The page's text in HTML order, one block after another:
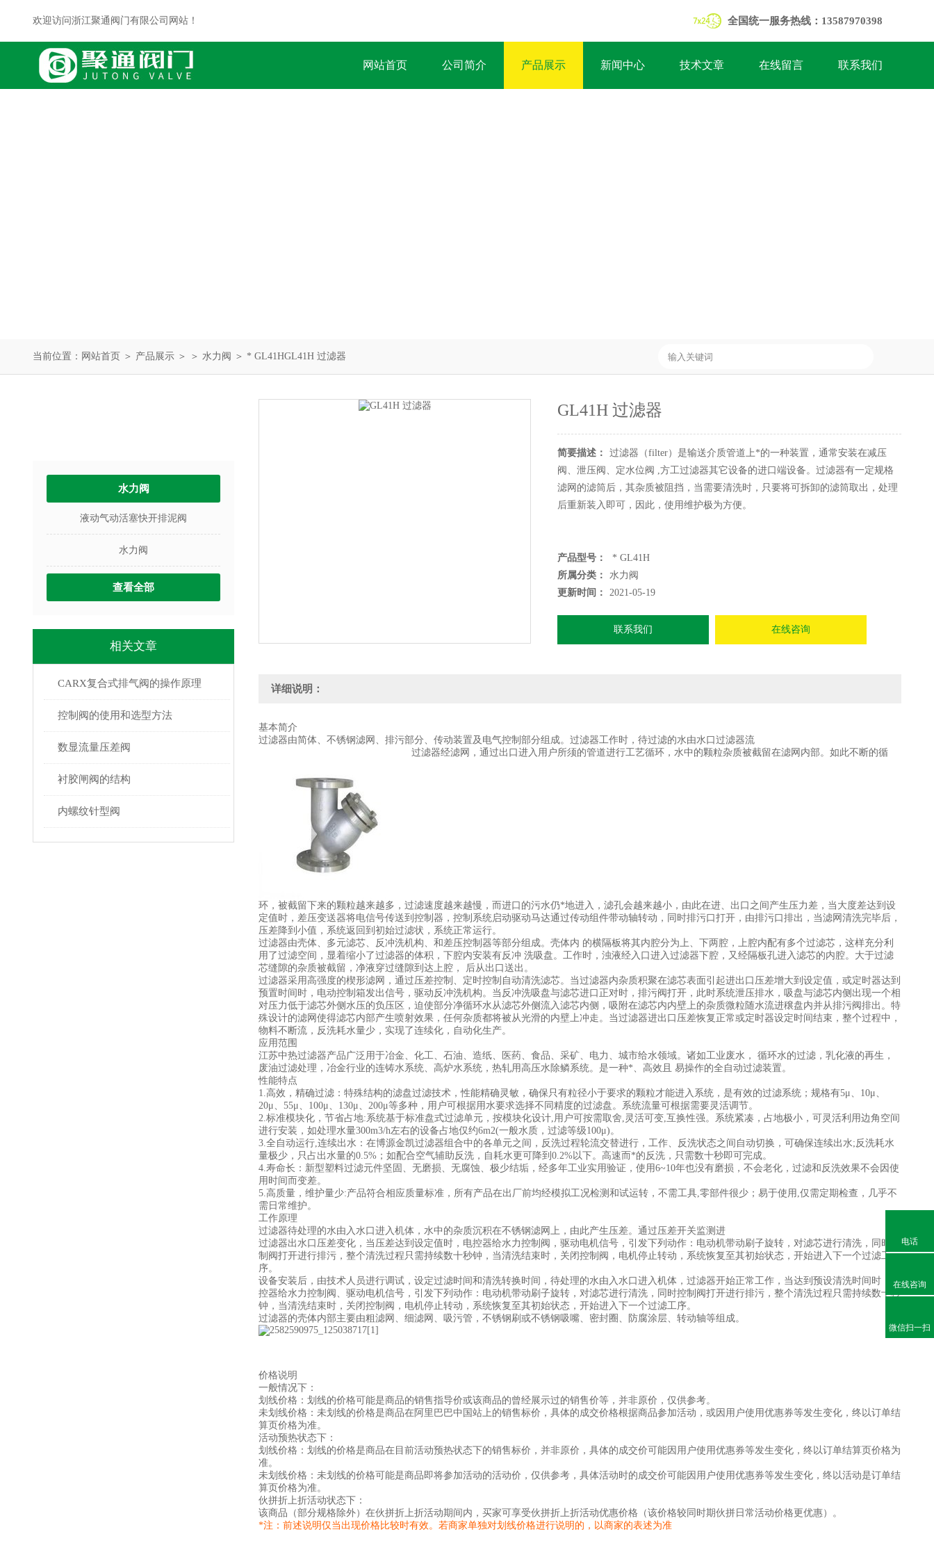
欢迎访问浙江聚通阀门有限公司网站！ 全国统一服务热线：13587970398
网站首页 公司简介 产品展示 新闻中心 技术文章 在线留言 联系我们
当前位置： 网站首页 ＞ 产品展示 ＞ ＞ 水力阀 ＞ * GL41HGL41H 过滤器
水力阀
液动气动活塞快开排泥阀
水力阀
查看全部
相关文章
CARX复合式排气阀的操作原理
控制阀的使用和选型方法
数显流量压差阀
衬胶闸阀的结构
内螺纹针型阀
GL41H 过滤器
简要描述：
过滤器（filter）是输送介质管道上*的一种装置，通常安装在减压
阀、泄压阀、定水位阀 ,方工过滤器其它设备的进口端设备。过滤器有一定规格
滤网的滤筒后，其杂质被阻挡，当需要清洗时，只要将可拆卸的滤筒取出，处理
后重新装入即可，因此，使用维护极为方便。
产品型号：
* GL41H
所属分类：
水力阀
更新时间：
2021-05-19
联系我们 在线咨询
详细说明：
基本简介
过滤器由简体、不锈钢滤网、排污部分、传动装置及电气控制部分组成。过滤器工作时，待过滤的水由水口过滤器流
过滤器经滤网，通过出口进入用户所须的管道进行工艺循环，水中的颗粒杂质被截留在滤网内部。如此不断的循
环，被截留下来的颗粒越来越多，过滤速度越来越慢，而进口的污水仍*地进入，滤孔会越来越小，由此在进、出口之间产生压力差，当大度差达到设
定值时，差压变送器将电信号传送到控制器，控制系统启动驱动马达通过传动组件带动轴转动，同时排污口打开，由排污口排出，当滤网清洗完毕后，
压差降到小值，系统返回到初始过滤状，系统正常运行。
过滤器由壳体、多元滤芯、反冲洗机构、和差压控制器等部分组成。壳体内 的横隔板将其内腔分为上、下两腔，上腔内配有多个过滤芯，这样充分利
用了过滤空间，显着缩小了过滤器的体积，下腔内安装有反冲 洗吸盘。工作时，浊液经入口进入过滤器下腔，又经隔板孔进入滤芯的内腔。大于过滤
芯缝隙的杂质被截留，净液穿过缝隙到达上腔， 后从出口送出。
过滤器采用高强度的楔形滤网，通过压差控制、定时控制自动清洗滤芯。当过滤器内杂质积聚在滤芯表面引起进出口压差增大到设定值，或定时器达到
预置时间时，电动控制箱发出信号，驱动反冲洗机构。当反冲洗吸盘与滤芯进口正对时，排污阀打开，此时系统泄压排水，吸盘与滤芯内侧出现一个相
对压力低于滤芯外侧水压的负压区，迫使部分净循环水从滤芯外侧流入滤芯内侧，吸附在滤芯内内壁上的杂质微粒随水流进穣盘内并从排污阀排出。特
殊设计的滤网使得滤芯内部产生喷射效果，任何杂质都将被从光滑的内壁上冲走。当过滤器进出口压差恢复正常或定时器设定时间结束，整个过程中，
物料不断流，反洗耗水量少，实现了连续化，自动化生产。
应用范围
江苏中热过滤器产品广泛用于冶金、化工、石油、造纸、医药、食品、采矿、电力、城市给水领域。诸如工业废水， 循环水的过滤，乳化液的再生，
废油过滤处理，冶金行业的连铸水系统、高炉水系统，热轧用高压水除鳞系统。是一种*、高效且 易操作的全自动过滤装置。
性能特点
1.高效，精确过滤：特殊结构的滤盘过滤技术，性能精确灵敏，确保只有粒径小于要求的颗粒才能进入系统，是有效的过滤系统；规格有5μ、10μ、
20μ、55μ、100μ、130μ、200μ等多种，用户可根据用水要求选择不同精度的过滤盘。系统流量可根据需要灵活调节。
2.标准模块化，节省占地:系统基于标准盘式过滤单元，按模块化设计,用户可按需取舍,灵活可变,互换性强。系统紧凑，占地极小，可灵活利用边角空间
进行安装，如处理水量300m3/h左右的设备占地仅约6m2(一般水质，过滤等级100μ)。
3.全自动运行,连续出水：在博源金凯过滤器组合中的各单元之间，反洗过程轮流交替进行，工作、反洗状态之间自动切换，可确保连续出水;反洗耗水
量极少，只占出水量的0.5%；如配合空气辅助反洗，自耗水更可降到0.2%以下。高速而*的反洗，只需数十秒即可完成。
4.寿命长：新型塑料过滤元件坚固、无磨损、无腐蚀、极少结垢，经多年工业实用验证，使用6~10年也没有磨损，不会老化，过滤和反洗效果不会因使
用时间而变差。
5.高质量，维护量少:产品符合相应质量标准，所有产品在出厂前均经模拟工况检测和试运转，不需工具,零部件很少；易于使用,仅需定期检查，几乎不
需日常维护。
工作原理
过滤器待处理的水由入水口进入机体，水中的杂质沉积在不锈钢滤网上，由此产生压差。通过压差开关监测进
过滤器出水口压差变化，当压差达到设定值时，电控器给水力控制阀，驱动电机信号，引发下列动作：电动机带动刷子旋转，对滤芯进行清洗，同时控
制阀打开进行排污，整个清洗过程只需持续数十秒钟，当清洗结束时，关闭控制阀，电机停止转动，系统恢复至其初始状态，开始进入下一个过滤工
序。
设备安装后，由技术人员进行调试，设定过滤时间和清洗转换时间，待处理的水由入水口进入机体，过滤器开始正常工作，当达到预设清洗时间时，电
控器给水力控制阀、驱动电机信号，引发下列动作：电动机带动刷子旋转，对滤芯进行清洗，同时控制阀打开进行排污，整个清洗过程只需持续数十秒
钟，当清洗结束时，关闭控制阀，电机停止转动，系统恢复至其初始状态，开始进入下一个过滤工序。
过滤器的壳体内部主要由粗滤网、细滤网、吸污管，不锈钢刷或不锈钢吸嘴、密封圈、防腐涂层、转动轴等组成。
价格说明
一般情况下：
划线价格：划线的价格可能是商品的销售指导价或该商品的曾经展示过的销售价等，并非原价，仅供参考。
未划线价格：未划线的价格是商品在阿里巴巴中国站上的销售标价，具体的成交价格根据商品参加活动，或因用户使用优惠券等发生变化，终以订单结
算页价格为准。
活动预热状态下：
划线价格：划线的价格是商品在目前活动预热状态下的销售标价，并非原价，具体的成交价可能因用户使用优惠券等发生变化，终以订单结算页价格为
准。
未划线价格：未划线的价格可能是商品即将参加活动的活动价，仅供参考，具体活动时的成交价可能因用户使用优惠券等发生变化，终以活动是订单结
算页价格为准。
伙拼折上折活动状态下：
该商品（部分规格除外）在伙拼折上折活动期间内，买家可享受伙拼折上折活动优惠价格（该价格较同时期伙拼日常活动价格更优惠）。
*注：前述说明仅当出现价格比较时有效。若商家单独对划线价格进行说明的，以商家的表述为准
电话
在线咨询
微信扫一扫